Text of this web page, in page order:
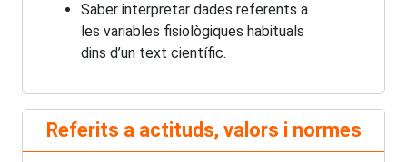
Saber interpretar dades referents a
les variables fisiològiques habituals
dins d’un text científic.
Referits a actituds, valors i normes